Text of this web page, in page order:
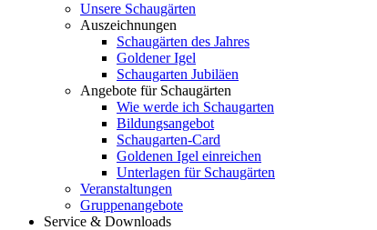
Unsere Schaugärten
Auszeichnungen
Schaugärten des Jahres
Goldener Igel
Schaugarten Jubiläen
Angebote für Schaugärten
Wie werde ich Schaugarten
Bildungsangebot
Schaugarten-Card
Goldenen Igel einreichen
Unterlagen für Schaugärten
Veranstaltungen
Gruppenangebote
Service & Downloads